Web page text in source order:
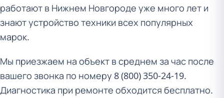
работают в Нижнем Новгороде уже много лет и
знают устройство техники всех популярных
марок.
Мы приезжаем на объект в среднем за час после
вашего звонка по номеру 8 (800) 350-24-19.
Диагностика при ремонте обходится бесплатно.